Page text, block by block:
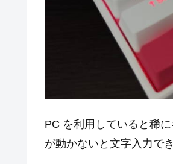
PC を利用していると稀
が動かないと文字入力で